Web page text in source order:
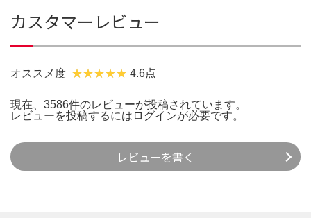
カスタマーレビュー
オススメ度 4.6点
現在、3586件のレビューが投稿されています。
レビューを投稿するには ログインが必要です。
レビューを書く